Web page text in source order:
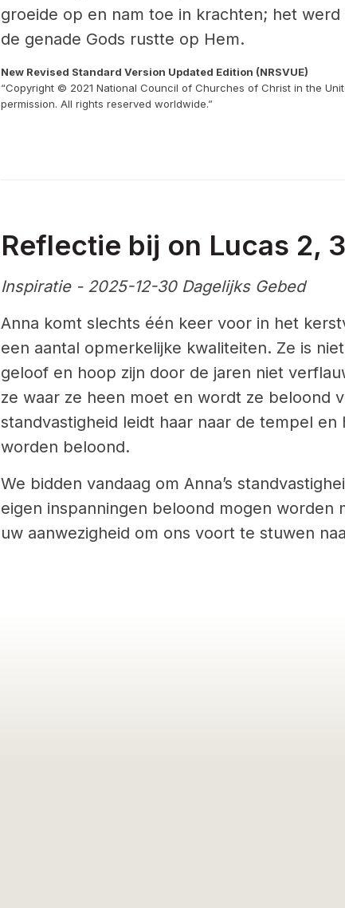
groeide op en nam toe in krachten; het
de genade Gods rustte op Hem.
New Revised Standard Version Updated Edition (NRSVUE)
“Copyright © 2021 National Council of Churches of Christ in the
permission. All rights reserved worldwide.”
Reflectie bij on Lucas 2,
Inspiratie - 2025-12-30 Dagelijks Gebed
Anna komt slechts één keer voor in het
een aantal opmerkelijke kwaliteiten. Ze is
geloof en hoop zijn door de jaren niet
ze waar ze heen moet en wordt ze beloond
standvastigheid leidt haar naar de tempel en
worden beloond.
We bidden vandaag om Anna’s
eigen inspanningen beloond mogen worden
uw aanwezigheid om ons voort te stuwen